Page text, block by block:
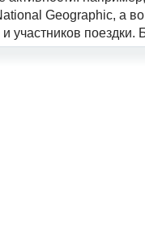
Geographic, а
участников поездки.